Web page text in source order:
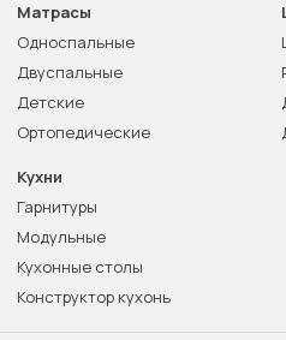
Матрасы
Односпальные
Двуспальные
Детские
Ортопедические
Кухни
Гарнитуры
Модульные
Кухонные столы
Конструктор кухонь